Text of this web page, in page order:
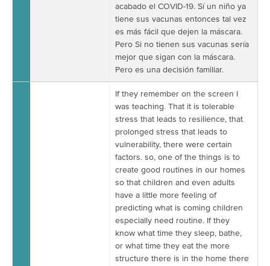
acabado el COVID-19. Sí un niño ya
tiene sus vacunas entonces tal vez
es más fácil que dejen la máscara.
Pero Si no tienen sus vacunas sería
mejor que sigan con la máscara.
Pero es una decisión familiar.
If they remember on the screen I
was teaching. That it is tolerable
stress that leads to resilience, that
prolonged stress that leads to
vulnerability, there were certain
factors. so, one of the things is to
create good routines in our homes
so that children and even adults
have a little more feeling of
predicting what is coming children
especially need routine. If they
know what time they sleep, bathe,
or what time they eat the more
structure there is in the home there